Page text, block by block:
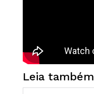
Leia também